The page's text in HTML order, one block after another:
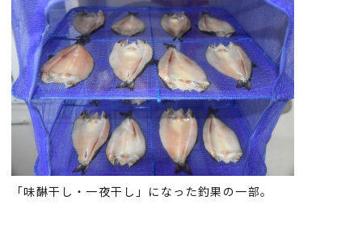
「味醂干し・一夜干し」になった釣果の一部。